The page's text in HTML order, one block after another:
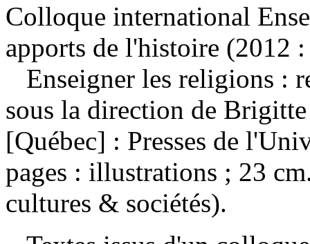
Colloque international
apports de l'histoire (2012
Enseigner les religions :
sous la direction de
[Québec] : Presses de
pages : illustrations ; 23
cultures & sociétés).